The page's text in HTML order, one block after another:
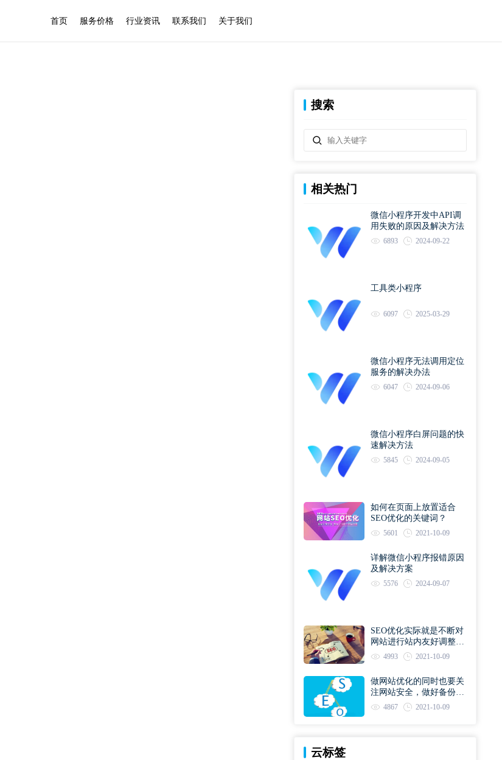
首页 服务价格 行业资讯 联系我们 关于我们
搜索
相关热门
微信小程序开发中API调
用失败的原因及解决方法
6893 2024-09-22
工具类小程序
6097 2025-03-29
微信小程序无法调用定位
服务的解决办法
6047 2024-09-06
微信小程序白屏问题的快
速解决方法
5845 2024-09-05
如何在页面上放置适合
SEO优化的关键词？
5601 2021-10-09
详解微信小程序报错原因
及解决方案
5576 2024-09-07
SEO优化实际就是不断对
网站进行站内友好调整直
到符合优化规则
4993 2021-10-09
做网站优化的同时也要关
注网站安全，做好备份工
作 4867 2021-10-09
云标签